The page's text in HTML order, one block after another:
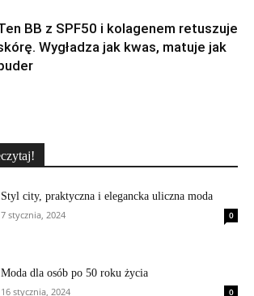
BB z SPF50 i kolagenem retuszuje
Wygładza jak kwas, matuje jak
Styl city, praktyczna i elegancka uliczna moda
7 stycznia, 2024
0
Moda dla osób po 50 roku życia
16 stycznia, 2024
0